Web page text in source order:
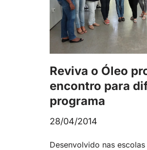
Reviva o Óleo
encontro para
programa
28/04/2014
Desenvolvido nas